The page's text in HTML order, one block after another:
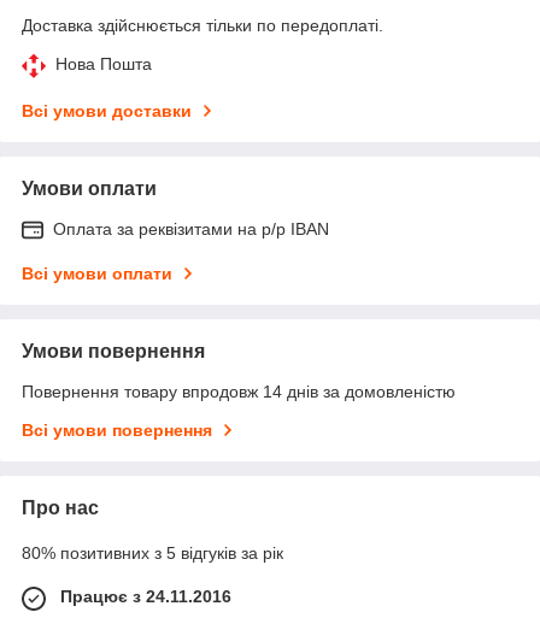
Доставка здійснюється тільки по передоплаті.
Нова Пошта
Всі умови доставки
Умови оплати
Оплата за реквізитами на р/р IBAN
Всі умови оплати
Умови повернення
Повернення товару впродовж 14 днів за домовленістю
Всі умови повернення
Про нас
80% позитивних з 5 відгуків за рік
Працює з 24.11.2016